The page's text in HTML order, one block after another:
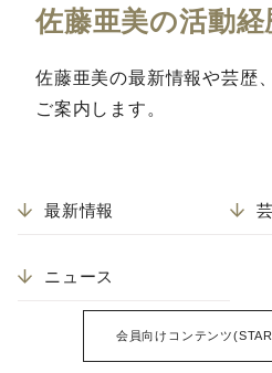
佐藤亜美の活動経
佐藤亜美の最新情報や芸歴
ご案内します。
最新情報
ニュース
会員向けコンテンツ